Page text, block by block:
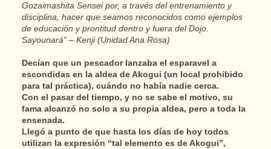
Gozaimashita Sensei por, a través del entrenamiento y
disciplina, hacer que seamos reconocidos como ejemplos
de educación y prontitud dentro y fuera del Dojo.
Sayounará” – Kenji (Unidad Ana Rosa)
Decían que un pescador lanzaba el esparavel a
escondidas en la aldea de Akogui (un local prohibido
para tal práctica), cuándo no había nadie cerca.
Con el pasar del tiempo, y no se sabe el motivo, su
fama alcanzó no solo a su propia aldea, pero a toda la
ensenada.
Llegó a punto de que hasta los días de hoy todos
utilizan la expresión “tal elemento es de Akogui”,